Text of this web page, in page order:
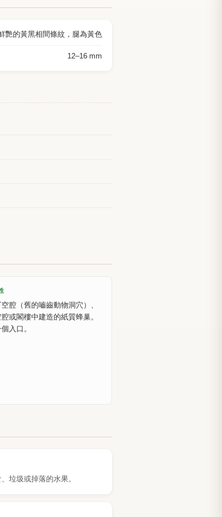
艷的黃黑相間條紋，腿為黃色
12–16 mm
腔（舊的嚙齒動物洞穴）、
或閣樓中建造的紙質蜂巢。
入口。
垃圾或掉落的水果。